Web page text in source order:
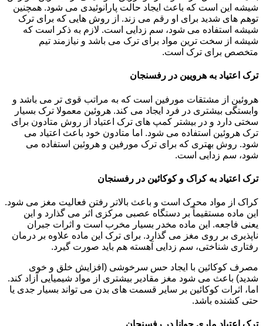
شیشه این است که باعث ایجاد حالت پارانوئیدی می شود. همچنین
توهم های شدید برای او رقم می زند. از روش هایی که برای ترک
شیشه استفاده می شود، سم زدایی است. لازم به ذکر است که
شیشه از سخت ترین مواد برای ترک می باشد و نیازمند تیم
متخصص برای ترک است.
ترک اعتیاد به هرویین در رفسنجان
هروئین از مشتقات مورفین است که به مراتب قوی تر می باشد و
وابستگی بیشتری در فرد ایجاد می کند. هروئین معمولا ترک بسیار
سختی دارد و در بیشتر کمپ های ترک اعتیاد از روش متادون برای
ترک هروئین استفاده می شود. اما متادون خود باعث اعتیاد می
شود. روش بهتری که برای ترک مورفین و هروئین استفاده می
شود، سم زدایی است.
ترک اعتیاد به کراک و کوکائین در رفسنجان
کراک از مواد محرک است و باعث بالاتر رفتن فعالیت مغز می شود.
این ماده مستقیماً بر دستگاه عصبی مرکزی اثر می گذارد و این
یعنی فاجعه. این ماده مخدر بسیار مخرب است و اثرات جبران
ناپذیری بر روی مغز می گذارد. برای ترک این ماده علاوه بر درمان
رفتاری شناختی، سم زدایی آهسته هم باید صورت گیرد.
مصرف کوکائین با ایجاد حس سرخوشی (افزایش خلق و خوی
شدید) باعث می شود مغز مقادیر بیشتری از مواد شیمیایی آزاد کند.
اما، اثرات کوکائین بر سایر قسمت های بدن می تواند بسیار جدی یا
حتی کشنده باشد.